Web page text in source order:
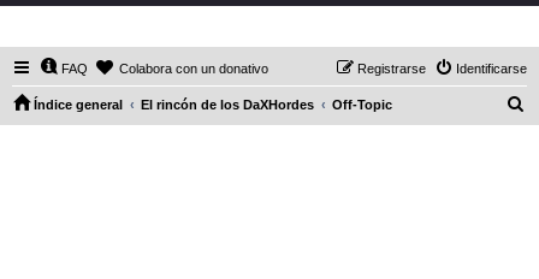
FAQ Colabora con un donativo Identificarse
Registrarse
Índice general El rincón de los DaXHordes Off-Topic